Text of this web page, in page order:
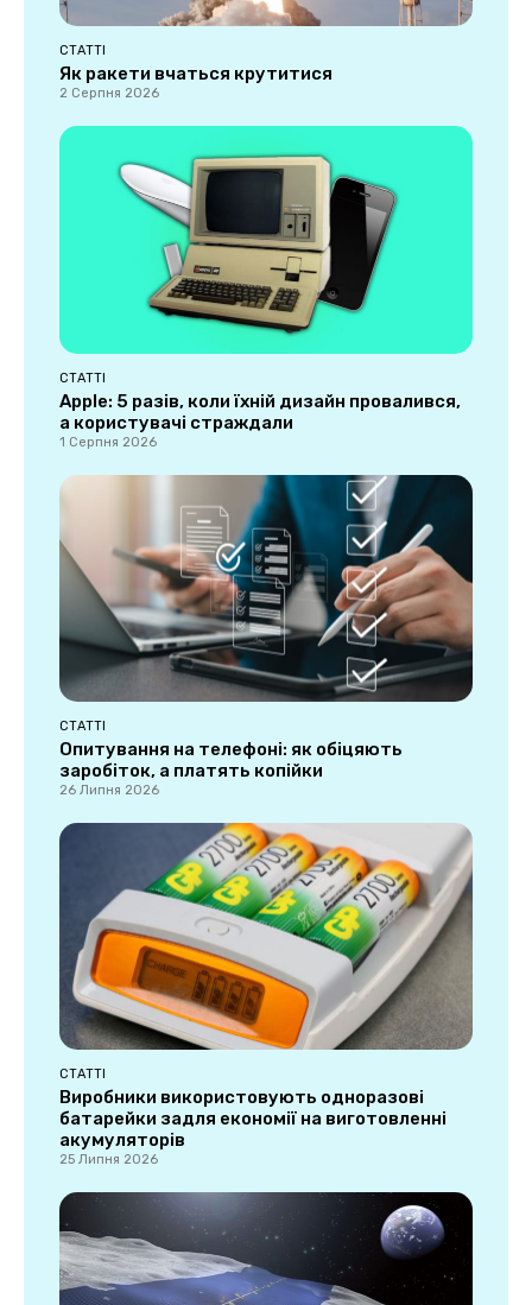
СТАТТІ
Як ракети вчаться крутитися
2 Серпня 2026
СТАТТІ
Apple: 5 разів, коли їхній дизайн провалився,
а користувачі страждали
1 Серпня 2026
СТАТТІ
Опитування на телефоні: як обіцяють
заробіток, а платять копійки
26 Липня 2026
СТАТТІ
Виробники використовують одноразові
батарейки задля економії на виготовленні
акумуляторів
25 Липня 2026